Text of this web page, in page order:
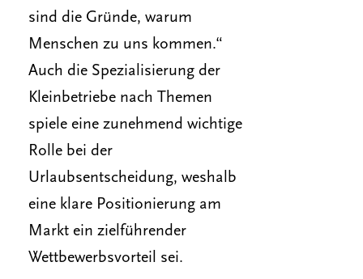
sind die Gründe, warum
Menschen zu uns kommen.“
Auch die Spezialisierung der
Kleinbetriebe nach Themen
spiele eine zunehmend wichtige
Rolle bei der
Urlaubsentscheidung, weshalb
eine klare Positionierung am
Markt ein zielführender
Wettbewerbsvorteil sei.